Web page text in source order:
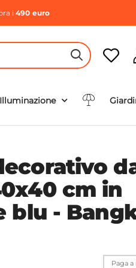
i490 euro
HEADER
Illuminazione
cm in
blu -
Paga